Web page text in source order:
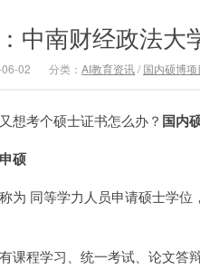
中南财经政法大
02 分类： AI教育资讯/ 国内硕博项
想考个硕士证书怎么办？ 国内
硕
为 同等学力人员申请硕士学
课程学习、统一考试、论文答